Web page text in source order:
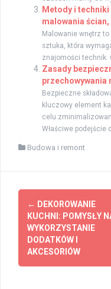
Metody i
malowania
Malowanie wnętrz
sztuka, która
znajomości technik.
Zasady
przechowywania
Bezpieczne
kluczowy element
celu
Właściwe podejście
Budowa i remont
Zobacz
wpisy
← DEKOROWANIE
KUCHNI: POMYSŁY
WYKORZYSTANIE
DODATKÓW I
AKCESORIÓW